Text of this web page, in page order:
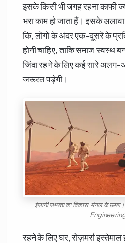
इसके किसी भी जगह रहना काफी
भरा काम हो जाता हैं। इसके
कि, लोगों के अंदर एक-दूसरे के
होनी चाहिए, ताकि समाज स्वस्थ
जिंदा रहने के लिए कई सारे अलग-
जरूरत पड़ेगी।
इंसानी सभ्यता का विकास, मंगल के
रहने के लिए घर, रोज़मर्रा इस्तेमाल